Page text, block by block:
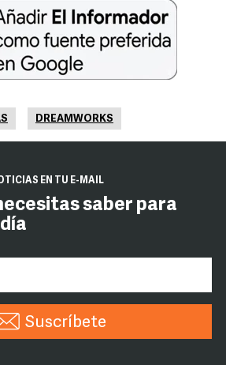
DREAMWORKS
EN TU E-MAIL
saber para
Suscríbete